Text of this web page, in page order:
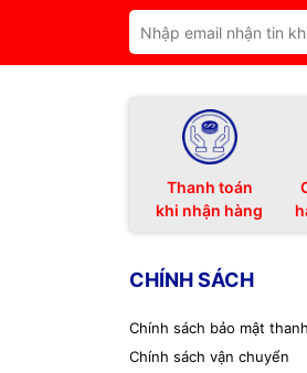
Thanh toán
khi nhận hàng
CHÍNH SÁCH
Chính sách bảo mật
Chính sách vận chuyển